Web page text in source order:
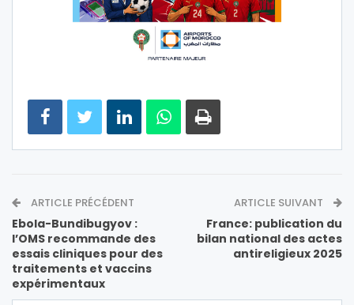
ARTICLE PRÉCÉDENT
Ebola-Bundibugyov :
l’OMS recommande des
essais cliniques pour des
traitements et vaccins
expérimentaux
ARTICLE SUIVANT
France: publication du
bilan national des actes
antireligieux 2025